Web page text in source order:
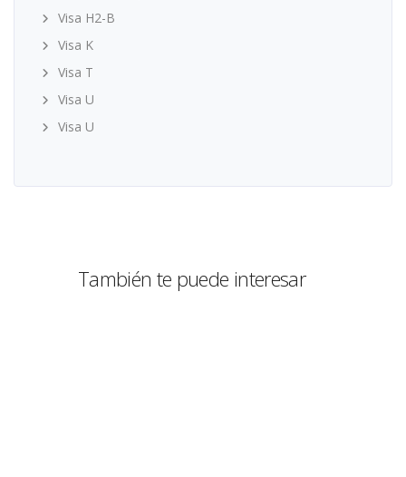
Visa H2-B
Visa K
Visa T
Visa U
Visa U
También te puede interesar